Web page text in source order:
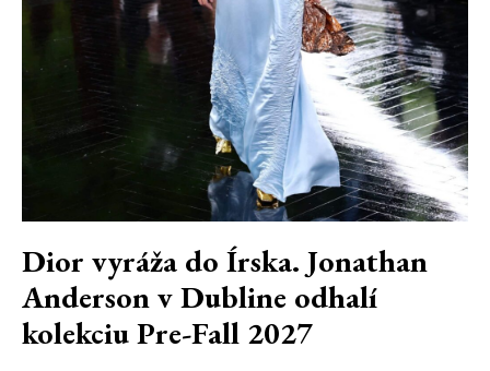
Dior vyráža do Írska. Jonathan
Anderson v Dubline odhalí
kolekciu Pre-Fall 2027